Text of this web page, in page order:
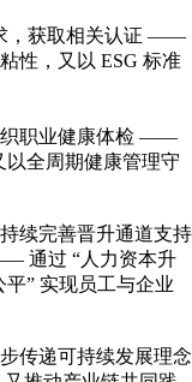
，获取相关认证 ——
性，又以 ESG 标准
织职业健康体检 ——
以全周期健康管理守
续完善晋升通道支持
通过 “人力资本升
” 实现员工与企业
传递可持续发展理念